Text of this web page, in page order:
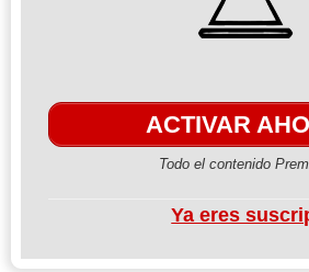
ACTIVAR
Todo el contenido
Ya eres